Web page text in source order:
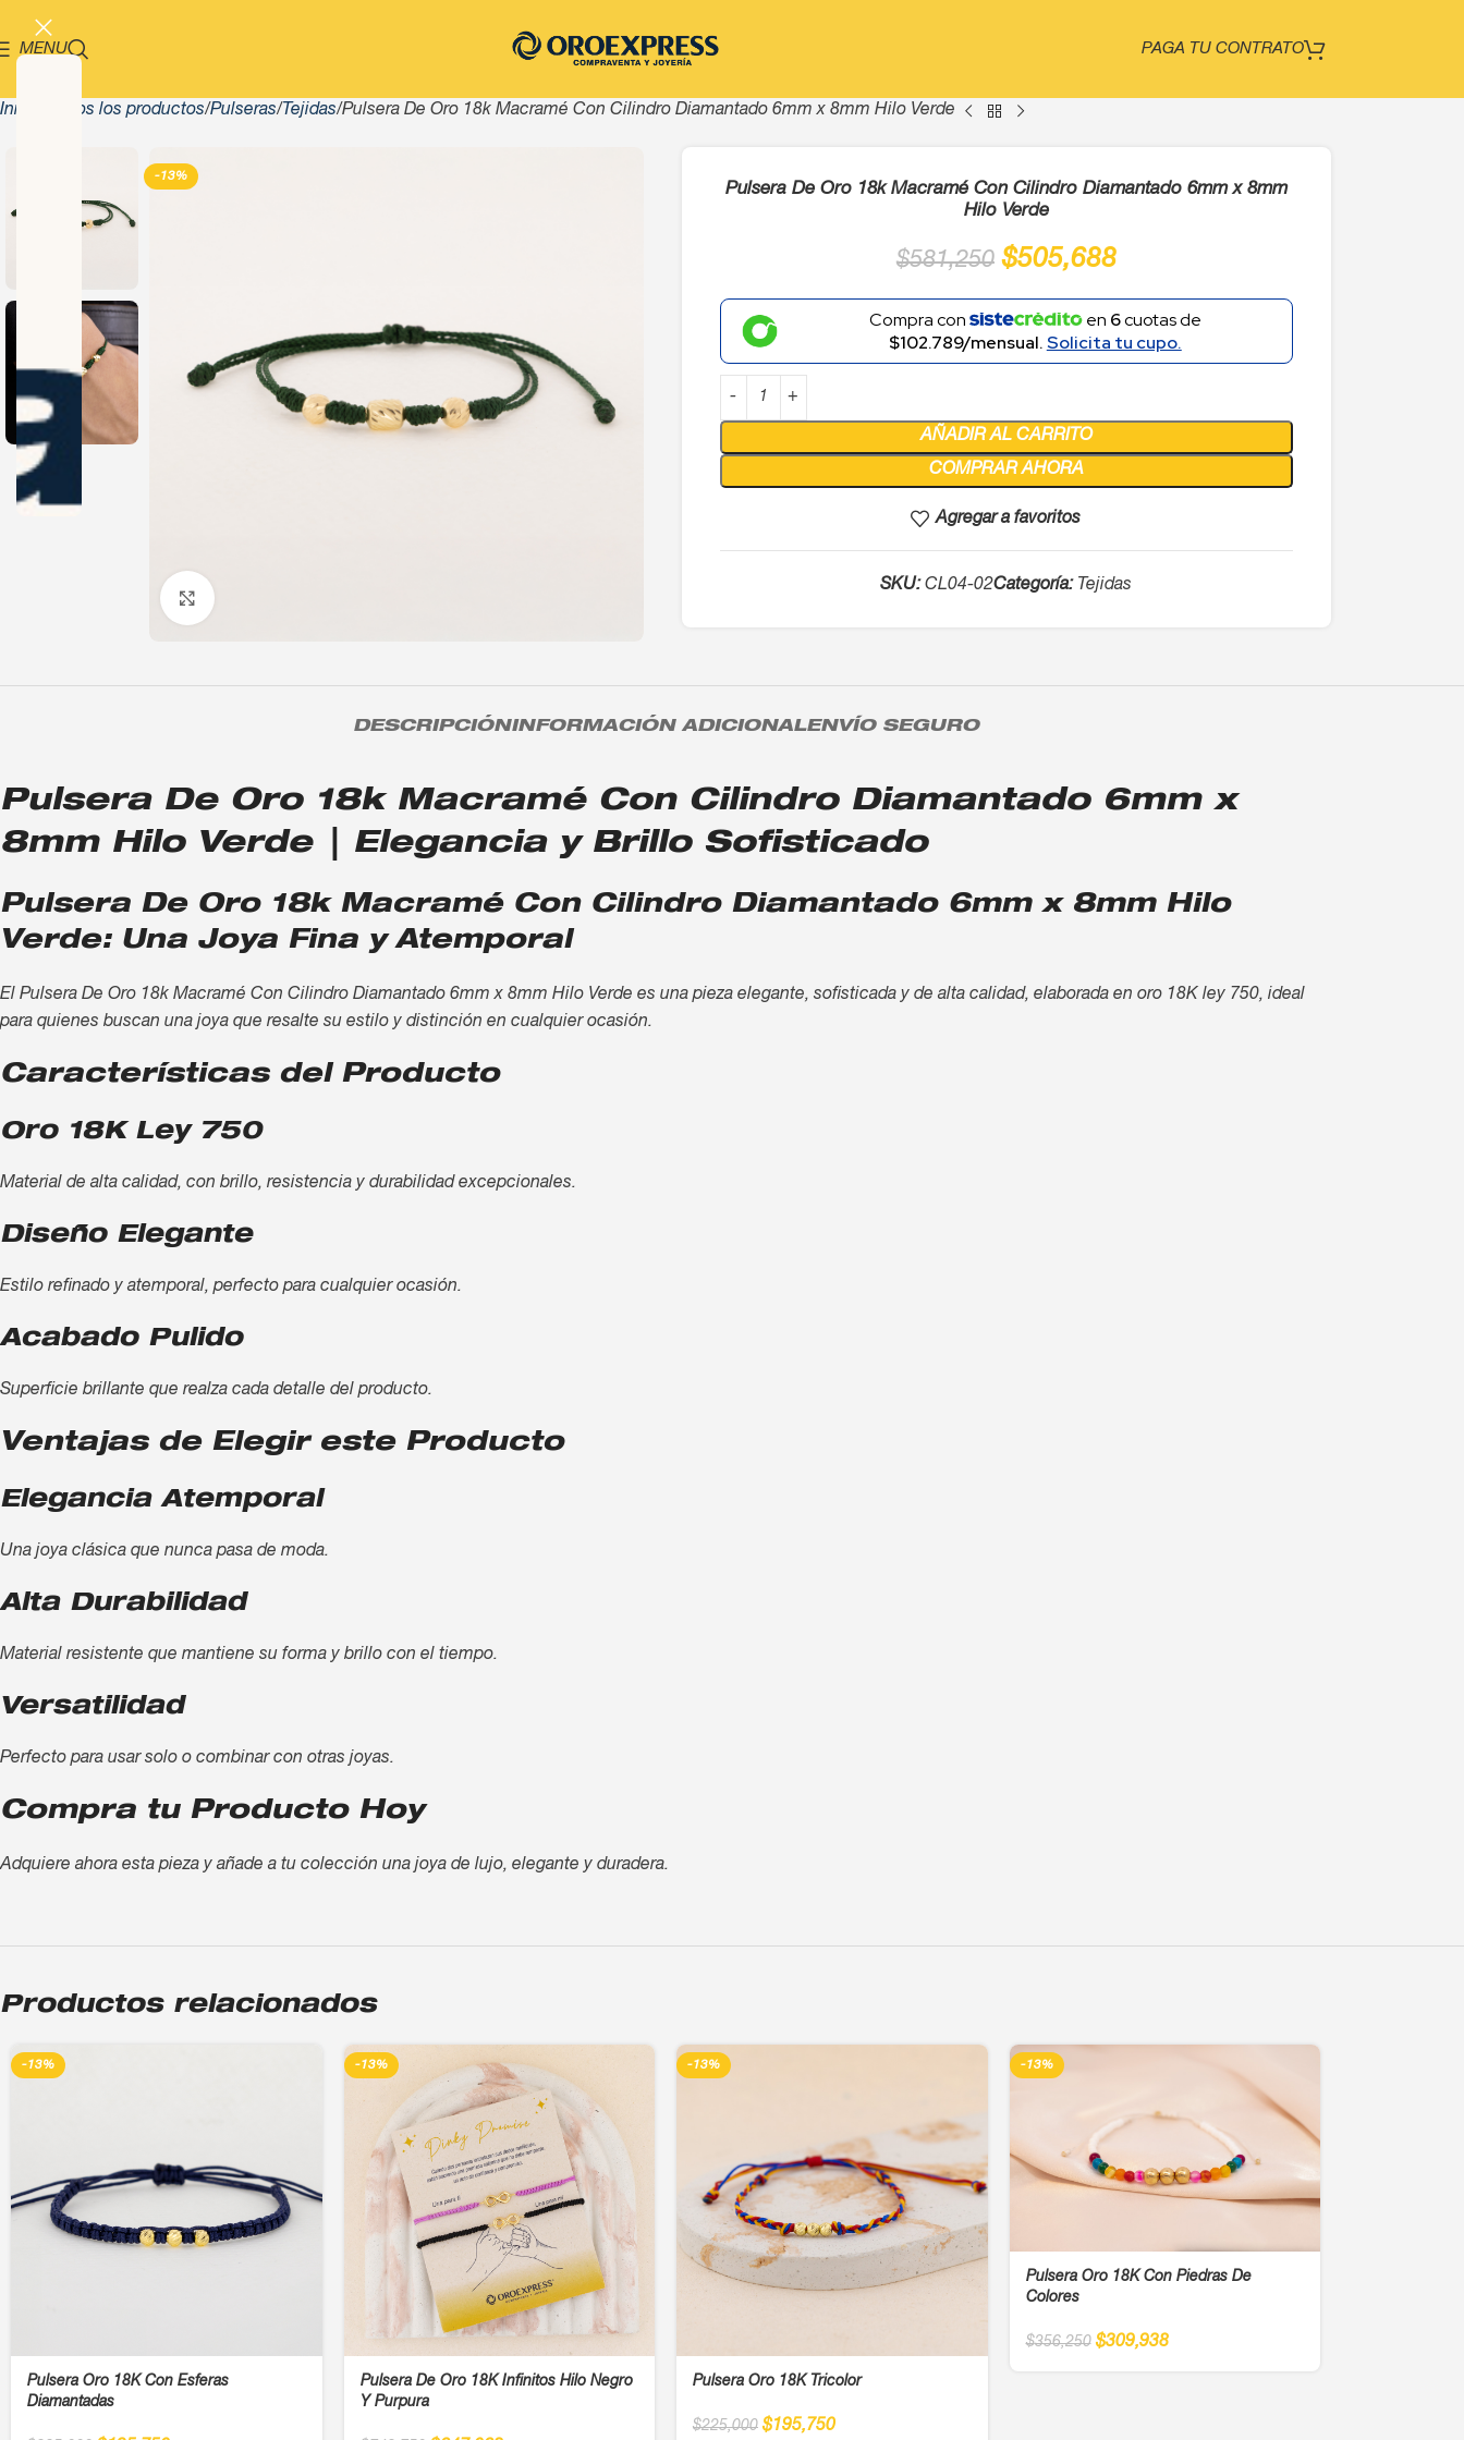
MENU PAGA TU CONTRATO
Inicio Todos los productos Pulseras Tejidas Pulsera De Oro 18k Macramé Con Cilindro Diamantado 6mm x 8mm Hilo Verde
-13%
Pulsera De Oro 18k Macramé Con Cilindro Diamantado 6mm x 8mm
Hilo Verde
$581,250 $505,688
Compra con en 6cuotas de
$102.789/mensual.Solicita tu cupo.
AÑADIR AL CARRITO
COMPRAR AHORA
Agregar a favoritos
SKU:CL04-02Categoría: Tejidas
DESCRIPCIÓNINFORMACIÓN ADICIONALENVÍO SEGURO
Pulsera De Oro 18k Macramé Con Cilindro Diamantado 6mm x
8mm Hilo Verde | Elegancia y Brillo Sofisticado
Pulsera De Oro 18k Macramé Con Cilindro Diamantado 6mm x 8mm Hilo
Verde: Una Joya Fina y Atemporal
El Pulsera De Oro 18k Macramé Con Cilindro Diamantado 6mm x 8mm Hilo Verde es una pieza elegante, sofisticada y de alta calidad, elaborada en oro 18K ley 750, ideal
para quienes buscan una joya que resalte su estilo y distinción en cualquier ocasión.
Características del Producto
Oro 18K Ley 750
Material de alta calidad, con brillo, resistencia y durabilidad excepcionales.
Diseño Elegante
Estilo refinado y atemporal, perfecto para cualquier ocasión.
Acabado Pulido
Superficie brillante que realza cada detalle del producto.
Ventajas de Elegir este Producto
Elegancia Atemporal
Una joya clásica que nunca pasa de moda.
Alta Durabilidad
Material resistente que mantiene su forma y brillo con el tiempo.
Versatilidad
Perfecto para usar solo o combinar con otras joyas.
Compra tu Producto Hoy
Adquiere ahora esta pieza y añade a tu colección una joya de lujo, elegante y duradera.
Productos relacionados
-13%
Pulsera Oro 18K Con Esferas
Diamantadas
-13%
Pulsera De Oro 18K Infinitos Hilo Negro
Y Purpura
-13%
Pulsera Oro 18K Tricolor
$225,000 $195,750
-13%
Pulsera Oro 18K Con Piedras De
Colores
$356,250 $309,938